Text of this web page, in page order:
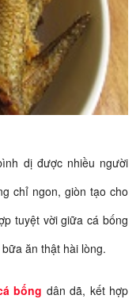
dị được nhiều người
chỉ ngon, giòn tạo cho
tuyệt vời giữa cá bống
ăn thật hài lòng.
bống dân dã, kết hợp